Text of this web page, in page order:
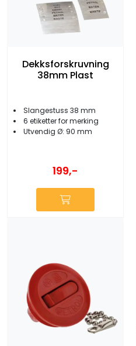
Dekksforskruvning
38mm Plast
Slangestuss 38 mm
6 etiketter for merking
Utvendig Ø: 90 mm
199,-